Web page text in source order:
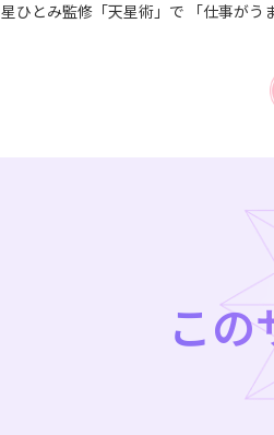
星ひとみ監修「天星術」で 「仕事がう
この